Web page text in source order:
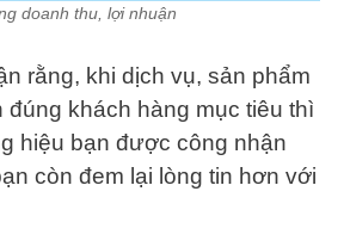
doanh thu, lợi nhuận
rằng, khi dịch vụ, sản phẩm
đúng khách hàng mục tiêu thì
hiệu bạn được công nhận
còn đem lại lòng tin hơn với